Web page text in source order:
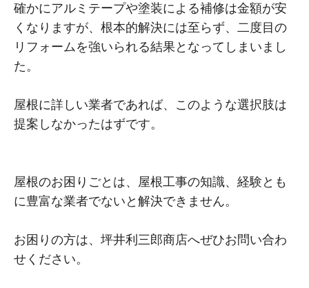
確かにアルミテープや塗装による補修は金額が安
くなりますが、根本的解決には至らず、二度目の
リフォームを強いられる結果となってしまいまし
た。
屋根に詳しい業者であれば、このような選択肢は
提案しなかったはずです。
屋根のお困りごとは、屋根工事の知識、経験とも
に豊富な業者でないと解決できません。
お困りの方は、坪井利三郎商店へぜひお問い合わ
せください。